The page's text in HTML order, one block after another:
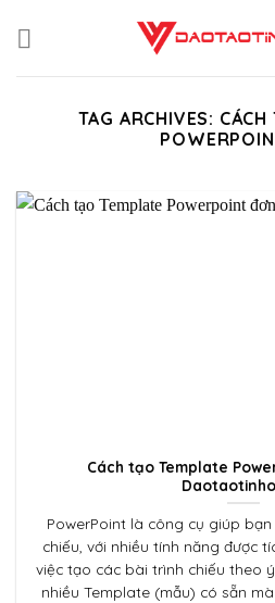
TAG ARCHIVES: CÁCH
Cách tạo Template
PowerPoint là công cụ giúp
chiếu, với nhiều tính năng được
việc tạo các bài trình chiếu theo
nhiều Template (mẫu) có sẵn